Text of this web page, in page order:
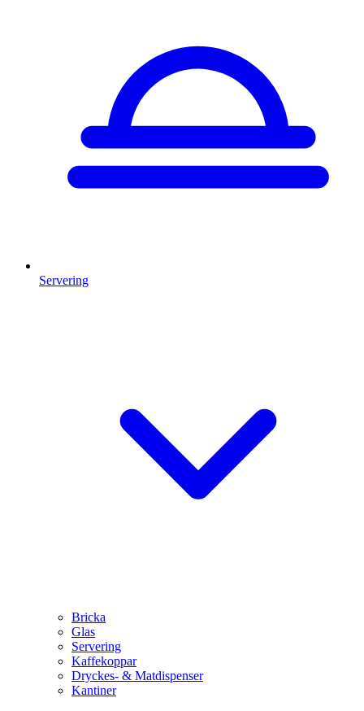
Servering
Bricka
Glas
Servering
Kaffekoppar
Dryckes- & Matdispenser
Kantiner